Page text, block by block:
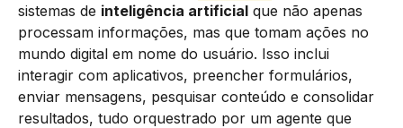
sistemas de inteligência artificial que não apenas
processam informações, mas que tomam ações no
mundo digital em nome do usuário. Isso inclui
interagir com aplicativos, preencher formulários,
enviar mensagens, pesquisar conteúdo e consolidar
resultados, tudo orquestrado por um agente que